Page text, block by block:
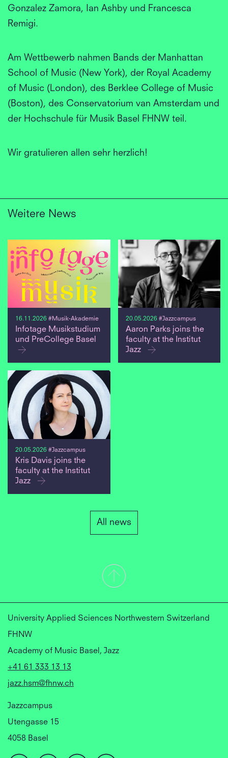
Gonzalez Zamora, Ian Ashby und Francesca
Remigi.
Am Wettbewerb nahmen Bands der Manhattan
School of Music (New York), der Royal Academy
of Music (London), des Berklee College of Music
(Boston), des Conservatorium van Amsterdam und
der Hochschule für Musik Basel FHNW teil.
Wir gratulieren allen sehr herzlich!
Weitere News
16.11.2026 #Musik-Akademie
Infotage Musikstudium
und PreCollege Basel
20.05.2026 #Jazzcampus
Aaron Parks joins the
faculty at the Institut
Jazz
20.05.2026 #Jazzcampus
Kris Davis joins the
faculty at the Institut
Jazz
All news
University Applied Sciences Northwestern Switzerland
FHNW
Academy of Music Basel, Jazz
+41 61 333 13 13
jazz.hsm@fhnw.ch
Jazzcampus
Utengasse 15
4058 Basel